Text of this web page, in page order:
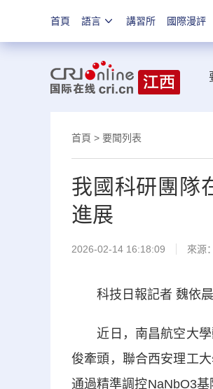
首頁 語言 講習所 國際漫評
首頁 > 要聞列表
我國科研團隊
進展
2026-02-14 16:18:09 來源：
科技日報記者 魏依晨
近日，南昌航空大學
俊牽頭，聯合西安理工
通過精準調控NaNbO3